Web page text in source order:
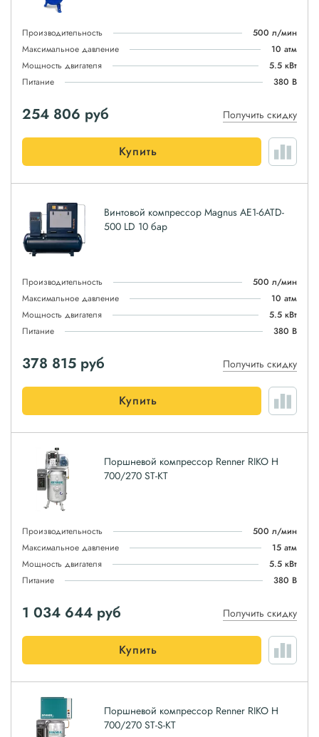
Производительность
500 л/мин
Максимальное давление
10 атм
Мощность двигателя
5.5 кВт
Питание
380 В
254 806 руб Получить скидку
Купить
Винтовой компрессор Magnus АЕ1-6ATD-
500 LD 10 бар
Производительность
500 л/мин
Максимальное давление
10 атм
Мощность двигателя
5.5 кВт
Питание
380 В
378 815 руб Получить скидку
Купить
Поршневой компрессор Renner RIKO H
700/270 ST-KT
Производительность
500 л/мин
Максимальное давление
15 атм
Мощность двигателя
5.5 кВт
Питание
380 В
1 034 644 руб Получить скидку
Купить
Поршневой компрессор Renner RIKO H
700/270 ST-S-KT